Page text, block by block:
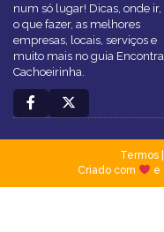
num só lugar! Dicas, onde ir,
o que fazer, as melhores
empresas, locais, serviços e
muito mais no guia Encontra
Cachoeirinha.
Termos|
Criado com
e